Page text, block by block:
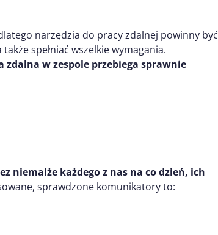
narzędzia do pracy zdalnej powinny być
spełniać wszelkie wymagania.
w zespole przebiega sprawnie
niemalże każdego z nas na co dzień, ich
sprawdzone komunikatory to: